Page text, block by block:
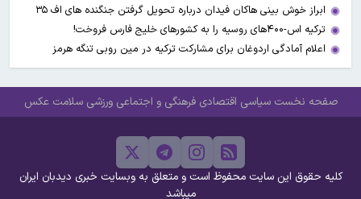
ابراز خوش بینی هاکان فیدان درباره تحویل گرفتن جنگنده های اف ۳۵
ترکیه اس-۴۰۰های روسیه را به کشورهای خلیج فارس فروخت!
اعلام آمادگی اردوغان برای مشارکت ترکیه در مین روبی تنگه هرمز
صفحه نخست سیاسی اقتصادی فرهنگی و اجتماعی ورزشی سلامت عکس
کلیه حقوق این سایت محفوظ است و متعلق به وبسایت خبری دیدبان ایران
میباشد